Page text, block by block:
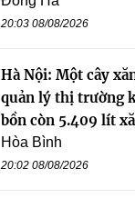
20:03 08/08/2026
Hà Nội: Một cây
quản lý thị trường
bồn còn 5.409 lít
Hòa Bình
20:02 08/08/2026